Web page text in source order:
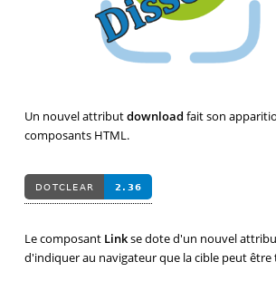
Un nouvel attributdownload fait son
composants HTML.
Le composant Linkse dote d'un nouvel
d'indiquer au navigateur que la cible peut être